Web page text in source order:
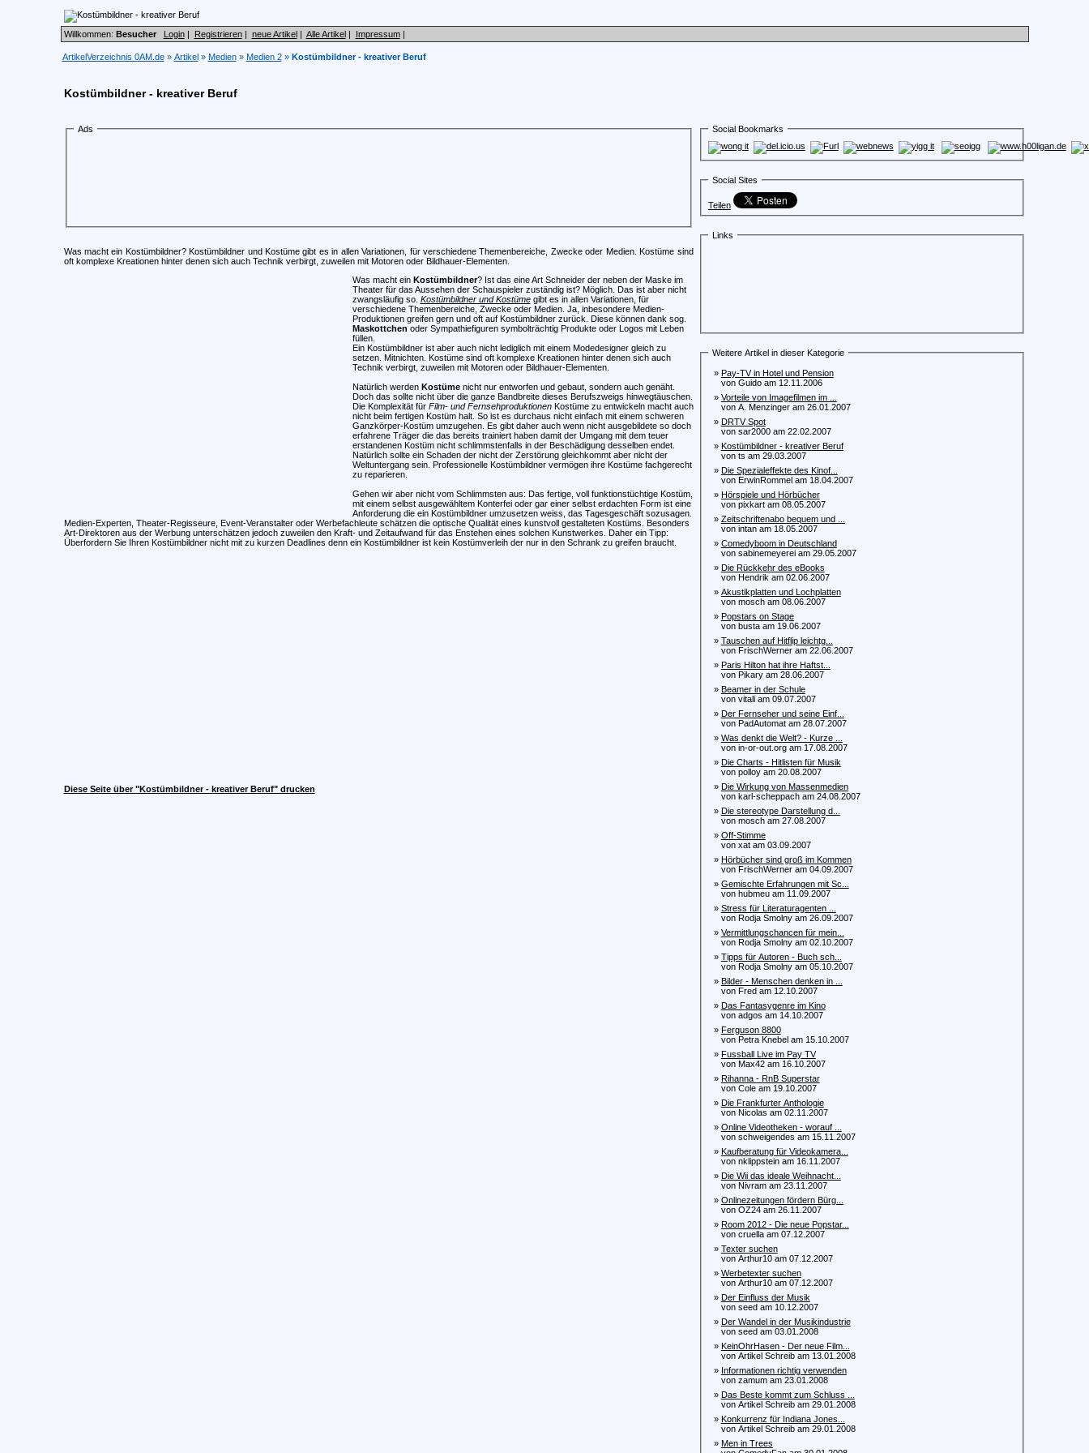
Willkommen: Besucher Login| Registrieren| neue Artikel| Alle Artikel| Impressum|
ArtikelVerzeichnis 0AM.de» Artikel» Medien» Medien 2» Kostümbildner - kreativer Beruf
Kostümbildner - kreativer Beruf
Ads
Was macht ein Kostümbildner? Kostümbildner und Kostüme gibt es in allen Variationen, für verschiedene Themenbereiche, Zwecke oder Medien. Kostüme sind
oft komplexe Kreationen hinter denen sich auch Technik verbirgt, zuweilen mit Motoren oder Bildhauer-Elementen.
Was macht ein Kostümbildner? Ist das eine Art Schneider der neben der Maske im
Theater für das Aussehen der Schauspieler zuständig ist? Möglich. Das ist aber nicht
zwangsläufig so. Kostümbildner und Kostümegibt es in allen Variationen, für
verschiedene Themenbereiche, Zwecke oder Medien. Ja, inbesondere Medien-
Produktionen greifen gern und oft auf Kostümbildner zurück. Diese können dank sog.
Maskottchen oder Sympathiefiguren symbolträchtig Produkte oder Logos mit Leben
füllen.
Ein Kostümbildner ist aber auch nicht lediglich mit einem Modedesigner gleich zu
setzen. Mitnichten. Kostüme sind oft komplexe Kreationen hinter denen sich auch
Technik verbirgt, zuweilen mit Motoren oder Bildhauer-Elementen.
Natürlich werden Kostümenicht nur entworfen und gebaut, sondern auch genäht.
Doch das sollte nicht über die ganze Bandbreite dieses Berufszweigs hinwegtäuschen.
Die Komplexität für Film- und FernsehproduktionenKostüme zu entwickeln macht auch
nicht beim fertigen Kostüm halt. So ist es durchaus nicht einfach mit einem schweren
Ganzkörper-Kostüm umzugehen. Es gibt daher auch wenn nicht ausgebildete so doch
erfahrene Träger die das bereits trainiert haben damit der Umgang mit dem teuer
erstandenen Kostüm nicht schlimmstenfalls in der Beschädigung desselben endet.
Natürlich sollte ein Schaden der nicht der Zerstörung gleichkommt aber nicht der
Weltuntergang sein. Professionelle Kostümbildner vermögen ihre Kostüme fachgerecht
zu reparieren.
Gehen wir aber nicht vom Schlimmsten aus: Das fertige, voll funktionstüchtige Kostüm,
mit einem selbst ausgewähltem Konterfei oder gar einer selbst erdachten Form ist eine
Anforderung die ein Kostümbildner umzusetzen weiss, das Tagesgeschäft sozusagen.
Medien-Experten, Theater-Regisseure, Event-Veranstalter oder Werbefachleute schätzen die optische Qualität eines kunstvoll gestalteten Kostüms. Besonders
Art-Direktoren aus der Werbung unterschätzen jedoch zuweilen den Kraft- und Zeitaufwand für das Enstehen eines solchen Kunstwerkes. Daher ein Tipp:
Überfordern Sie Ihren Kostümbildner nicht mit zu kurzen Deadlines denn ein Kostümbildner ist kein Kostümverleih der nur in den Schrank zu greifen braucht.
Diese Seite über "Kostümbildner - kreativer Beruf" drucken
Social Bookmarks
Social Sites
Teilen
Links
Weitere Artikel in dieser Kategorie
» Pay-TV in Hotel und Pension
von Guido am 12.11.2006
» Vorteile von Imagefilmen im ...
von A. Menzinger am 26.01.2007
» DRTV Spot
von sar2000 am 22.02.2007
» Kostümbildner - kreativer Beruf
von ts am 29.03.2007
» Die Spezialeffekte des Kinof...
von ErwinRommel am 18.04.2007
» Hörspiele und Hörbücher
von pixkart am 08.05.2007
» Zeitschriftenabo bequem und ...
von intan am 18.05.2007
» Comedyboom in Deutschland
von sabinemeyerei am 29.05.2007
» Die Rückkehr des eBooks
von Hendrik am 02.06.2007
» Akustikplatten und Lochplatten
von mosch am 08.06.2007
» Popstars on Stage
von busta am 19.06.2007
» Tauschen auf Hitflip leichtg...
von FrischWerner am 22.06.2007
» Paris Hilton hat ihre Haftst...
von Pikary am 28.06.2007
» Beamer in der Schule
von vitali am 09.07.2007
» Der Fernseher und seine Einf...
von PadAutomat am 28.07.2007
» Was denkt die Welt? - Kurze ...
von in-or-out.org am 17.08.2007
» Die Charts - Hitlisten für Musik
von polloy am 20.08.2007
» Die Wirkung von Massenmedien
von karl-scheppach am 24.08.2007
» Die stereotype Darstellung d...
von mosch am 27.08.2007
» Off-Stimme
von xat am 03.09.2007
» Hörbücher sind groß im Kommen
von FrischWerner am 04.09.2007
» Gemischte Erfahrungen mit Sc...
von hubmeu am 11.09.2007
» Stress für Literaturagenten ...
von Rodja Smolny am 26.09.2007
» Vermittlungschancen für mein...
von Rodja Smolny am 02.10.2007
» Tipps für Autoren - Buch sch...
von Rodja Smolny am 05.10.2007
» Bilder - Menschen denken in ...
von Fred am 12.10.2007
» Das Fantasygenre im Kino
von adgos am 14.10.2007
» Ferguson 8800
von Petra Knebel am 15.10.2007
» Fussball Live im Pay TV
von Max42 am 16.10.2007
» Rihanna - RnB Superstar
von Cole am 19.10.2007
» Die Frankfurter Anthologie
von Nicolas am 02.11.2007
» Online Videotheken - worauf ...
von schweigendes am 15.11.2007
» Kaufberatung für Videokamera...
von nklippstein am 16.11.2007
» Die Wii das ideale Weihnacht...
von Nivram am 23.11.2007
» Onlinezeitungen fördern Bürg...
von OZ24 am 26.11.2007
» Room 2012 - Die neue Popstar...
von cruella am 07.12.2007
» Texter suchen
von Arthur10 am 07.12.2007
» Werbetexter suchen
von Arthur10 am 07.12.2007
» Der Einfluss der Musik
von seed am 10.12.2007
» Der Wandel in der Musikindustrie
von seed am 03.01.2008
» KeinOhrHasen - Der neue Film...
von Artikel Schreib am 13.01.2008
» Informationen richtig verwenden
von zamum am 23.01.2008
» Das Beste kommt zum Schluss ...
von Artikel Schreib am 29.01.2008
» Konkurrenz für Indiana Jones...
von Artikel Schreib am 29.01.2008
» Men in Trees